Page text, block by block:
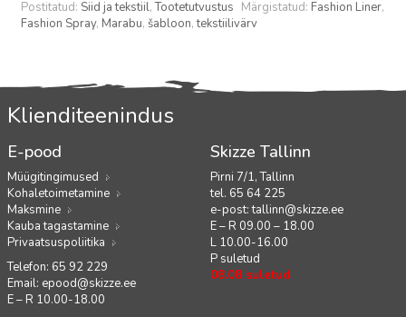
Postitatud: Siid ja tekstiil,Tootetutvustus Märgistatud: Fashion Liner,
Fashion Spray, Marabu, šabloon,tekstiilivärv
Klienditeenindus
E-pood
Müügitingimused
Kohaletoimetamine
Maksmine
Kauba tagastamine
Privaatsuspoliitika
Telefon: 65 92 229
Email: epood@skizze.ee
E – R 10.00-18.00
Skizze Tallinn
Pirni 7/1, Tallinn
tel. 65 64 225
e-post:tallinn@skizze.ee
E – R 09.00 – 18.00
L 10.00-16.00
P suletud
08.08 suletud